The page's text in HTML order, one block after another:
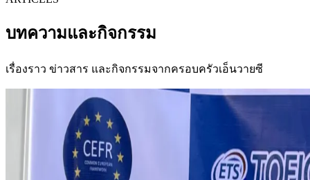
บทความและกิจกรรม
เรื่องราว ข่าวสาร และกิจกรรมจากครอบครัวเอ็นวายซี